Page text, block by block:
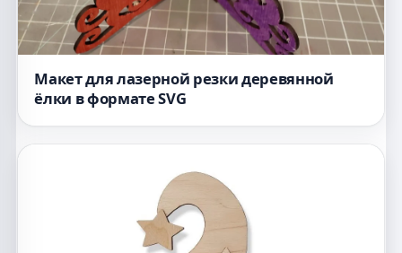
Макет для лазерной резки деревянной
ёлки в формате SVG